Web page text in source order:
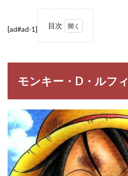
[ad#ad-1] 目次
D・
ルフ
2
ルフ
ィの
名
言・
名セ
リフ
モンキー・D・ルフィ